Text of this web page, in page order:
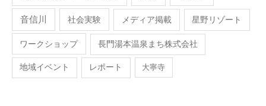
音信川 社会実験 メディア掲載 星野リゾート
ワークショップ 長門湯本温泉まち株式会社
地域イベント レポート 大寧寺